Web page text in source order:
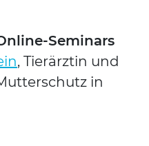
Semi­nars
, Tier­ärz­tin und
in